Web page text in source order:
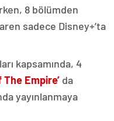
8 bölümden
sadece Disney+’ta
kapsamında, 4
The Empire’ da
yayınlanmaya